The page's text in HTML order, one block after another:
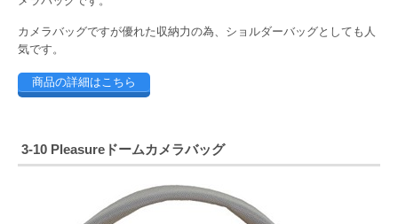
カメラバッグですが優れた収納力の為、ショルダーバッグとしても人
気です。
商品の詳細はこちら
3-10 Pleasureドームカメラバッグ